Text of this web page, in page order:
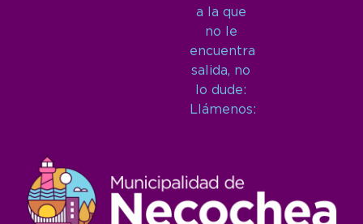
a la que
no le
encuentra
salida, no
lo dude:
Llámenos: